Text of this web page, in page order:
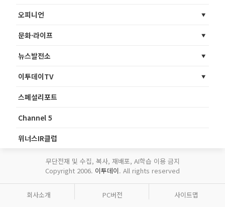
오피니언
문화·라이프
뉴스발전소
이투데이TV
스페셜리포트
Channel 5
위너스IR클럽
무단전재 및 수집, 복사, 재배포, AI학습 이용 금지
Copyright 2006. 이투데이. All rights reserved
회사소개 PC버전 사이트맵